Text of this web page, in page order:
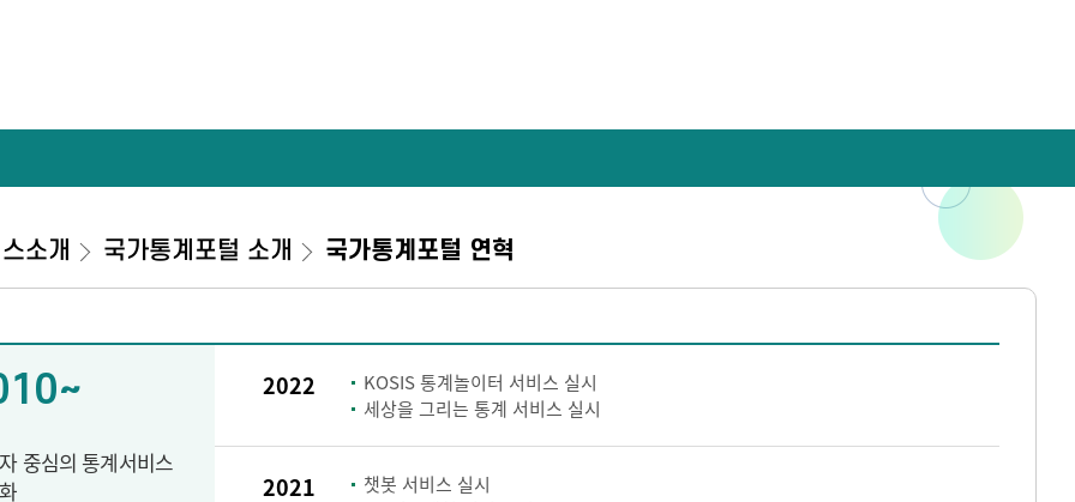
소개 국가통계포털 소개 국가통계포털 연혁
중심의 통계서비스
2022
KOSIS 통계놀이터 서비스 실시
세상을 그리는 통계 서비스 실시
2021
챗봇 서비스 실시